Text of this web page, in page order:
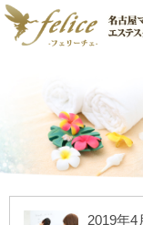
2019年4